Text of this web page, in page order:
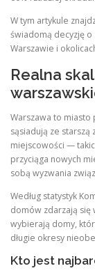
W tym artykule
świadomą decyzję
Warszawie i
Realna
Warszawa to miasto
sąsiadują ze
miejscowości —
przyciąga nowych
sobą wyzwania
Według statystyk
domów zdarzają się
wybierają domy,
długie okresy
Kto jest